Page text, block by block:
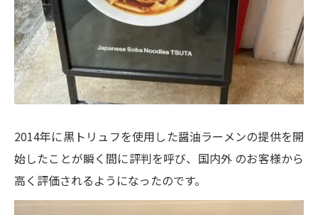
2014年に黒トリュフを使用した醤油ラーメンの提供を開
始したことが瞬く間に評判を呼び、国内外 のお客様から
高く評価されるようになったのです。